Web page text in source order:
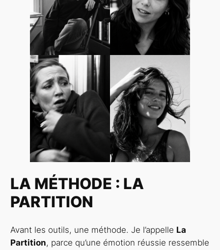
LA MÉTHODE : LA
PARTITION
Avant les outils, une méthode. Je l’appelle La
Partition, parce qu’une émotion réussie ressemble